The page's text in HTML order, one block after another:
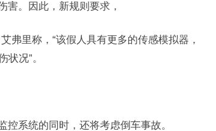
害。因此，新规则要求，
弗里称，“该假人具有更多的传感模拟器，
况”。
系统的同时，还将考虑倒车事故。